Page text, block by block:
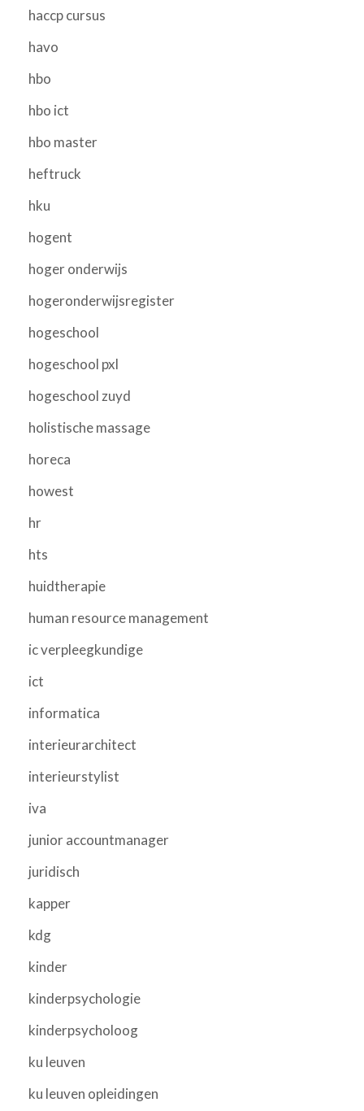
haccp cursus
havo
hbo
hbo ict
hbo master
heftruck
hku
hogent
hoger onderwijs
hogeronderwijsregister
hogeschool
hogeschool pxl
hogeschool zuyd
holistische massage
horeca
howest
hr
hts
huidtherapie
human resource management
ic verpleegkundige
ict
informatica
interieurarchitect
interieurstylist
iva
junior accountmanager
juridisch
kapper
kdg
kinder
kinderpsychologie
kinderpsycholoog
ku leuven
ku leuven opleidingen